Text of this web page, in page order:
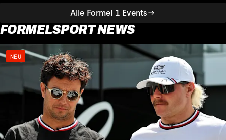
Alle Formel 1 Events
FORMELSPORT NEWS
NEU